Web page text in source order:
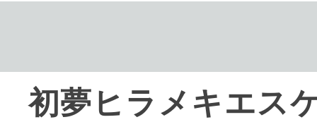
初夢ヒラメキエス